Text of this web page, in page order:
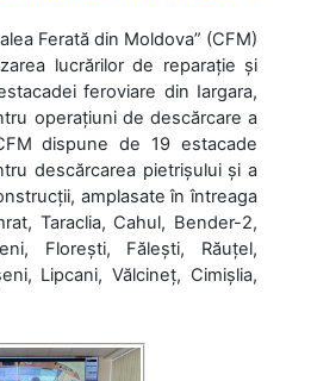
Ferată din Moldova” (CFM)
lucrărilor de reparație și
feroviare din Iargara,
operațiuni de descărcare a
dispune de 19 estacade
descărcarea pietrișului și a
amplasate în întreaga
Taraclia, Cahul, Bender-2,
Florești, Fălești, Răuțel,
Lipcani, Vălcineț, Cimișlia,